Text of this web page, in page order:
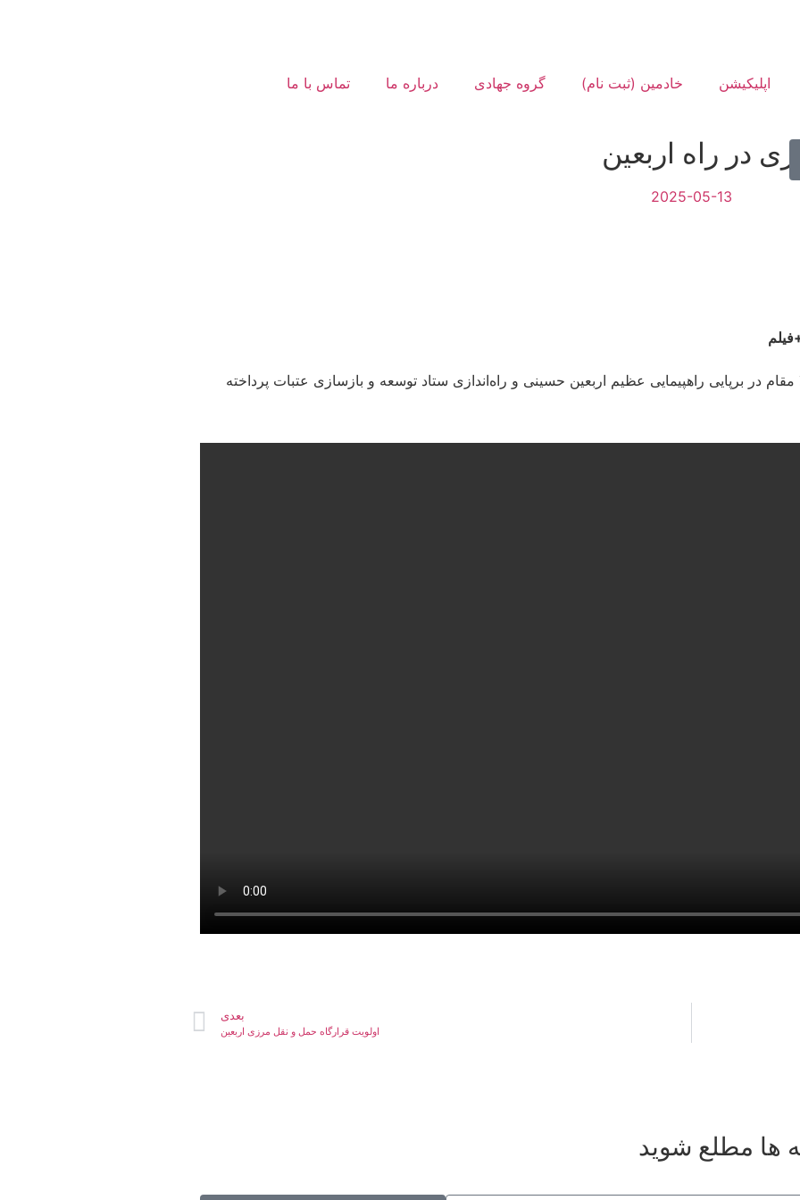
اپلیکیشن خادمین (ثبت نام) گروه جهادی درباره ما تماس با ما
در راه اربعین
2025-05-13
در برپایی راهپیمایی عظیم اربعین حسینی و راه‌اندازی ستاد توسعه و بازسازی عتبات پرداخته
بعدی
اولویت قرارگاه حمل و نقل مرزی اربعین
ها مطلع شوید